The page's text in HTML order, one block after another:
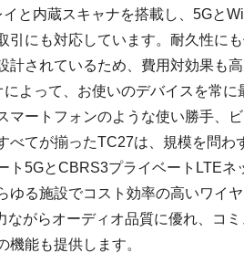
と内蔵スキャナを搭載し、5Gと
引にも対応しています。耐久性に
されているため、費用対効果も高
よって、お使いのデバイスを常に
マートフォンのような使い勝手、
べてが揃ったTC27は、規模を問わ
ト5GとCBRS3プライベートLTEネ
る施設でコスト効率の高いワイヤ
ながらオーディオ品質に優れ、コ
機能も提供します。